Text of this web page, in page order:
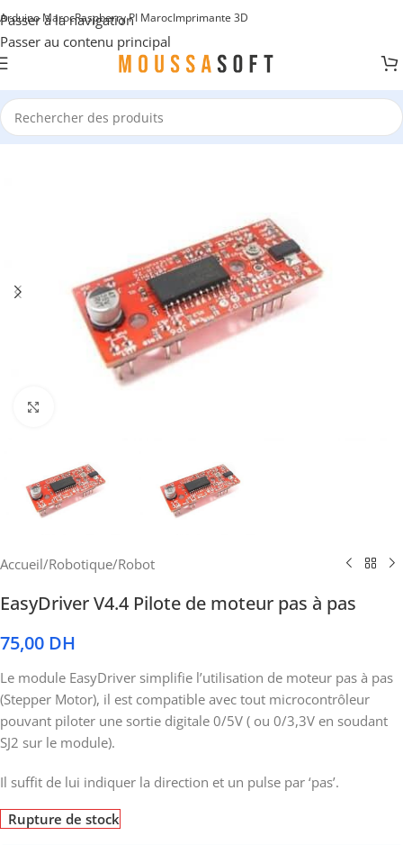
Passer à la navigation
Passer au contenu principal
Arduino MarocRaspberry PI MarocImprimante 3D
Accueil/Robotique/Robot
EasyDriver V4.4 Pilote de moteur pas à pas
75,00 DH
Le module EasyDriver simplifie l’utilisation de moteur pas à pas
(Stepper Motor), il est compatible avec tout microcontrôleur
pouvant piloter une sortie digitale 0/5V ( ou 0/3,3V en soudant
SJ2 sur le module).
Il suffit de lui indiquer la direction et un pulse par ‘pas’.
Rupture de stock